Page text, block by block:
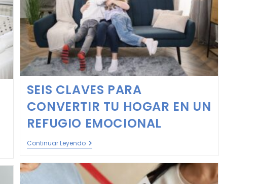
SEIS CLAVES PARA
CONVERTIR TU HOGAR EN UN
REFUGIO EMOCIONAL
Continuar Leyendo